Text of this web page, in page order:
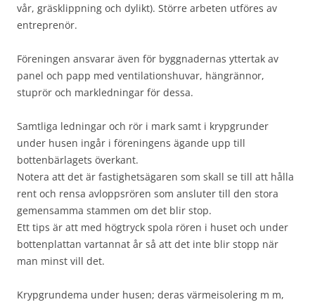
vår, gräsklippning och dylikt). Större arbeten utföres av
entreprenör.
Föreningen ansvarar även för byggnadernas yttertak av
panel och papp med ventilationshuvar, hängrännor,
stuprör och markledningar för dessa.
Samtliga ledningar och rör i mark samt i krypgrunder
under husen ingår i föreningens ägande upp till
bottenbärlagets överkant.
Notera att det är fastighetsägaren som skall se till att hålla
rent och rensa avloppsrören som ansluter till den stora
gemensamma stammen om det blir stop.
Ett tips är att med högtryck spola rören i huset och under
bottenplattan vartannat år så att det inte blir stopp när
man minst vill det.
Krypgrundema under husen; deras värmeisolering m m,